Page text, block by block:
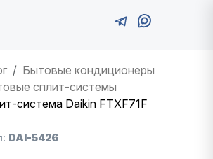
Бытовые кондиционеры
сплит-системы
система Daikin FTXF71F
DAI-5426